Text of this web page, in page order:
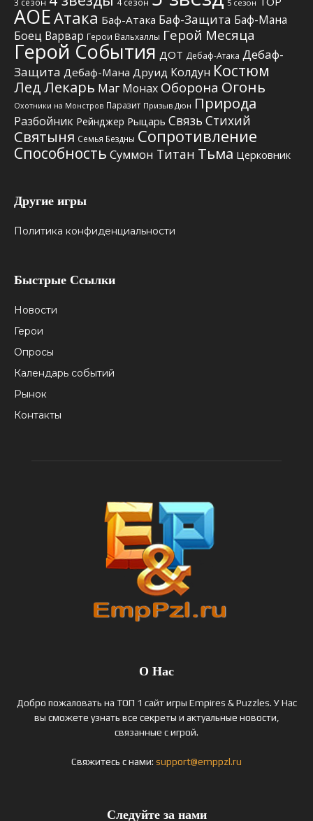
5 сезон
АОЕАтака Баф-Атака Баф-Защита Баф-Мана
Боец Варвар Герои Вальхаллы Герой Месяца
Герой События ДОТ Дебаф-Атака Дебаф-
Защита Дебаф-Мана Друид Колдун Костюм
ЛедЛекарь Маг Монах Оборона Огонь
Охотники на Монстров Паразит Призыв Дюн Природа
Разбойник Рейнджер Рыцарь Связь Стихий
Святыня Семья Бездны Сопротивление
Способность Суммон Титан Тьма Церковник
Другие игры
Политика конфиденциальности
Быстрые Ссылки
Новости
Герои
Опросы
Календарь событий
Рынок
Контакты
О Нас
Добро пожаловать на ТОП 1 сайт игры Empires & Puzzles. У Нас
вы сможете узнать все секреты и актуальные новости,
связанные с игрой.
Свяжитесь с нами: support@emppzl.ru
Следуйте за нами